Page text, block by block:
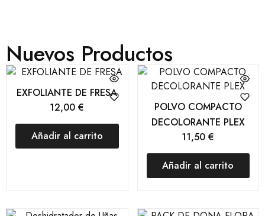
Nuevos Productos
EXFOLIANTE DE FRESA
12,00€
Añadir al carrito
POLVO COMPACTO
DECOLORANTE PLEX
11,50€
Añadir al carrito